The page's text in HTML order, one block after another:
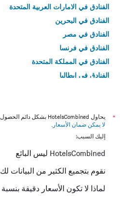
الفنادق في الامارات العربية المتحدة
الفنادق في البحرين
الفنادق في مصر
الفنادق في فرنسا
الفنادق في المملكة المتحدة
الفنادق في إيطاليا
*
يحاول HotelsCombined بشكل دائم الحصول على الأسعار الدقيقة، ولكن
لا يمكن ضمان الأسعار .
إليك السبب:
HotelsCombined ليس البائع
نقوم بتجميع الكثير من البيانات لك
لماذا لا تكون الأسعار دقيقة بنسبة 100٪؟